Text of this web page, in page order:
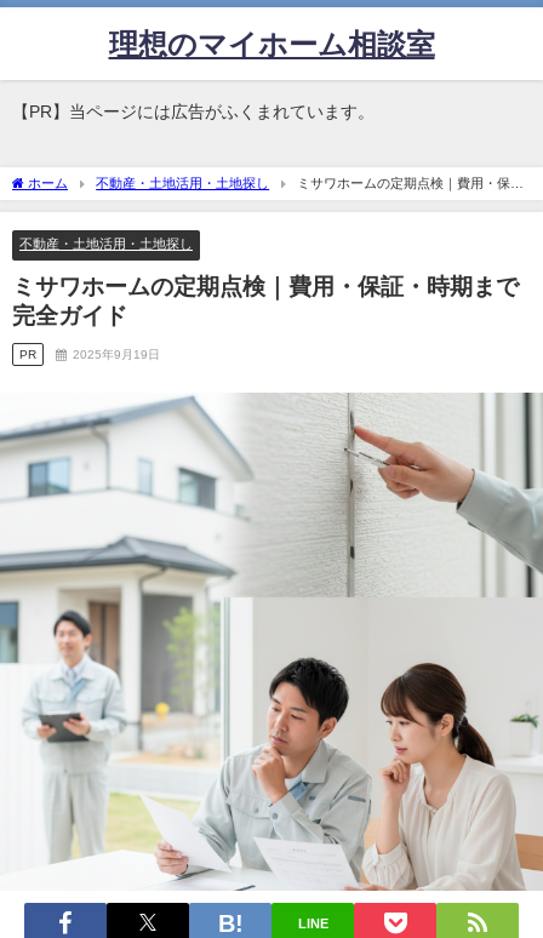
理想のマイホーム相談室
【PR】当ページには広告がふくまれています。
ホーム 不動産・土地活用・土地探し
ミサワホームの定期点検｜費用・保
証・時期まで完全ガイド
不動産・土地活用・土地探し
ミサワホームの定期点検｜費用・保証・時期まで
完全ガイド
PR 2025年9月19日
LINE